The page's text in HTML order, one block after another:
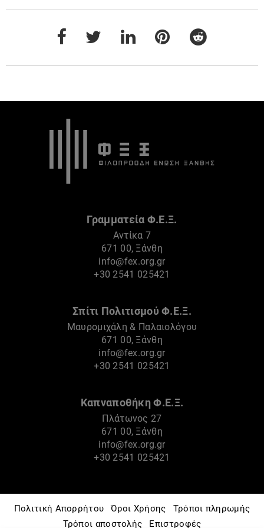
Γραμματεία Φ.Ε.Ξ.
Αντίκα 7
671 00, Ξάνθη
info@fex.org.gr
+30 2541 025421
Σπίτι Πολιτισμού Φ.Ε.Ξ.
Μαυρομιχάλη & Παλαιολόγου
671 00, Ξάνθη
info@fex.org.gr
+30 2541 025421
Καπναποθήκη Φ.Ε.Ξ.
Πλάτωνος 27
671 00, Ξάνθη
info@fex.org.gr
+30 2541 025421
Πολιτική Απορρήτου Όροι Χρήσης
Τρόποι πληρωμής
Τρόποι αποστολής
Επιστροφές